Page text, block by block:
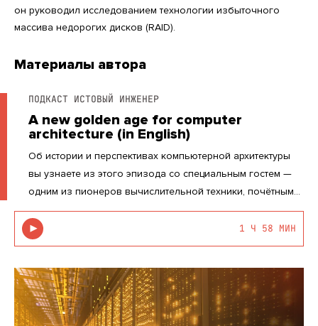
он руководил исследованием технологии избыточного
массива недорогих дисков (RAID).
Материалы автора
ПОДКАСТ ИСТОВЫЙ ИНЖЕНЕР
A new golden age for computer
architecture (in English)
Об истории и перспективах компьютерной архитектуры
вы узнаете из этого эпизода со специальным гостем —
одним из пионеров вычислительной техники, почётным
профессором компьютерных наук Калифорнийского
университета в Беркли Дэвидом Паттерсоном. Дэвид
Паттерсон всемирно...
1 Ч 58 МИН